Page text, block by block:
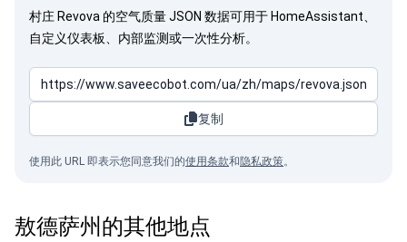
村庄 Revova 的空气质量 JSON 数据可用于 HomeAssistant、
自定义仪表板、内部监测或一次性分析。
复制
使用此 URL 即表示您同意我们的使用条款和隐私政策。
敖德萨州的其他地点